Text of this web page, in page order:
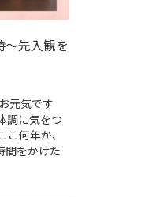
～先入観を
お元気です
調に気をつ
何年か、
間をかけた